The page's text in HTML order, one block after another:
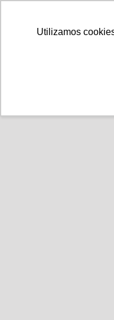
Utilizamos